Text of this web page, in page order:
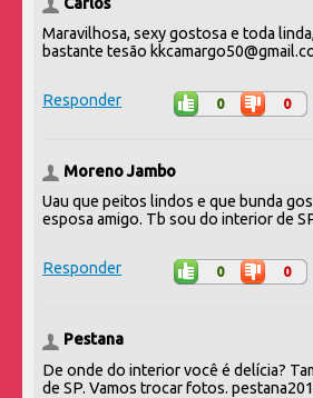
Maravilhosa, sexy gostosa e toda
bastante tesão
Responder 0 0
Moreno Jambo
Uau que peitos lindos e que bunda
esposa amigo. Tb sou do interior de
Responder 0 0
Pestana
De onde do interior você é delícia?
de SP. Vamos trocar fotos.